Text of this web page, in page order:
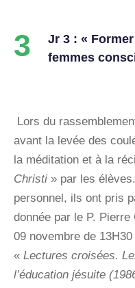
3
Jr 3 : «
femmes
Lors du
avant la levée des
la méditation et à la
Christi » par les
personnel, ils ont pris
donnée par le P.
09 novembre de
« Lectures croisées.
l’éducation jésuite